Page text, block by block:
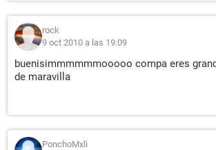
rock
9 oct 2010 a las 19:09
buenisimmmmmmooooo compa eres
de maravilla
PonchoMxli